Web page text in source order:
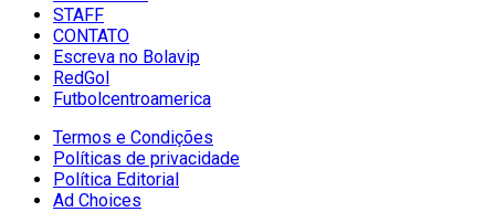
STAFF
CONTATO
Escreva no Bolavip
RedGol
Futbolcentroamerica
Termos e Condições
Políticas de privacidade
Política Editorial
Ad Choices